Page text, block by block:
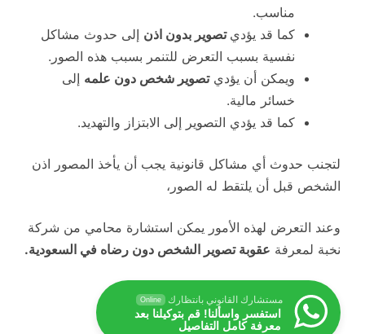
مناسب.
كما قد يؤدي تصوير بدون اذن إلى حدوث مشاكل
نفسية بسبب التعرض للتنمر بسبب هذه الصور.
ويمكن أن يؤديتصوير شخص دون علمه إلى
خسائر مالية.
كما قد يؤدي التصوير إلى الابتزاز والتهديد.
لتجنب حدوث أي مشاكل قانونية يجب أن يأخذ المصور اذن
الشخص قبل أن يلتقط له الصور،
وعند التعرض لهذه الأمور يمكن استشارة محامي من شركة
نخبة لمعرفة عقوبة تصوير الشخص دون رضاه في السعودية.
مستشارك القانوني بانتظارك Online
استفسر واسألنا! قم بتوكيلنا بعد
معرفة كامل التفاصيل